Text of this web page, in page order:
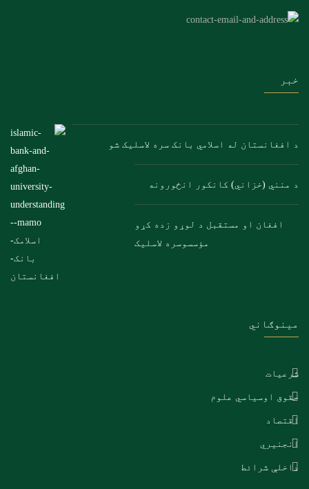
خبر
د افغانستان له اسلامي بانک سره لاسلیک شو
د منني (خزاني) کانکور انځورونه
افغان او مستقبل د لوړو زده کړو
مؤسسوسره لاسلیک
مینوګاني
شرعیات
حقوق اوسیاسي علوم
اقتصاد
انجنیري
داخلې شرائط